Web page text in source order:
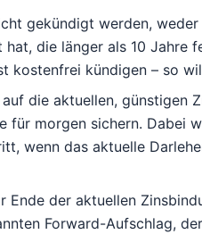
gekündigt werden,
die länger als 10 Jahre
kostenfrei kündigen – so
die aktuellen, günstigen
für morgen sichern. Dabei
wenn das aktuelle
der aktuellen
Forward-Aufschlag,